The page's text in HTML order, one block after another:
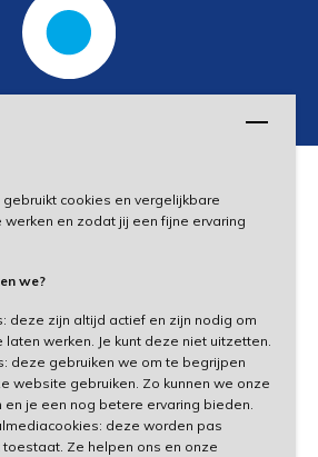
cookies en vergelijkbare
en zodat jij een fijne ervaring
we?
deze zijn altijd actief en zijn nodig om
werken. Je kunt deze niet uitzetten.
deze gebruiken we om te begrijpen
website gebruiken. Zo kunnen we onze
je een nog betere ervaring bieden.
deze worden pas
Ze helpen ons en onze
Privacy
Cliëntenportaal